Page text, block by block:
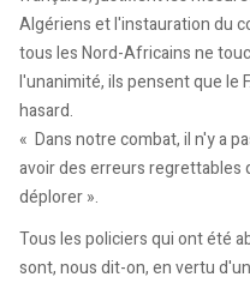
Algériens et l'instauration du
tous les Nord-Africains ne
l'unanimité, ils pensent que le
hasard.
« Dans notre combat, il n'y a
avoir des erreurs regrettables
déplorer ».
Tous les policiers qui ont été
sont, nous dit-on, en vertu